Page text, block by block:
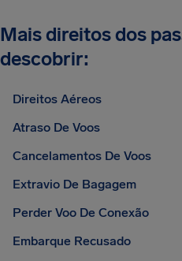
Mais direitos dos
descobrir:
Direitos Aéreos
Atraso De Voos
Cancelamentos De Voos
Extravio De Bagagem
Perder Voo De Conexão
Embarque Recusado